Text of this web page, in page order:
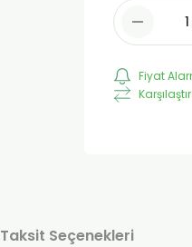
Fiyat
Karşılaştır
Taksit Seçenekleri